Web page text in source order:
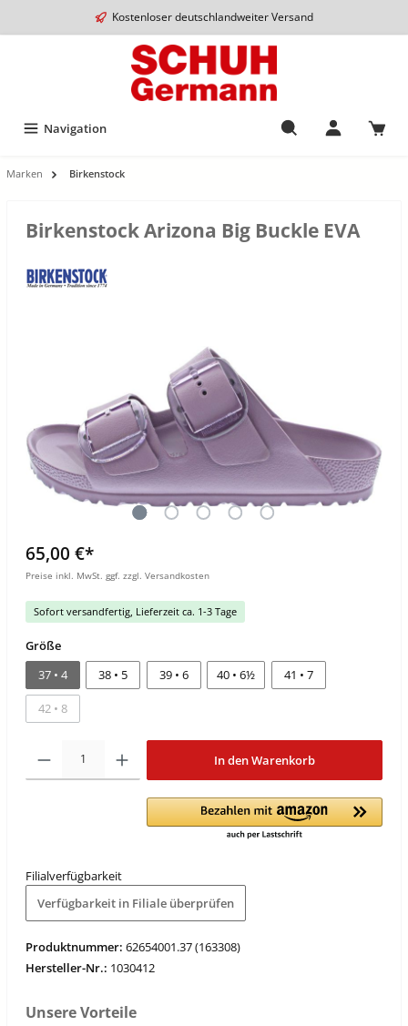
Kostenloser deutschlandweiter Versand
Navigation
Marken Birkenstock
Birkenstock Arizona Big Buckle EVA
65,00 €*
Preise inkl. MwSt. ggf. zzgl. Versandkosten
Sofort versandfertig, Lieferzeit ca. 1-3 Tage
Größe
37 • 4
38 • 5 39 • 6 40 • 6½ 41 • 7
42 • 8
In den Warenkorb
Filialverfügbarkeit
Verfügbarkeit in Filiale überprüfen
Produktnummer: 62654001.37 (163308)
Hersteller-Nr.: 1030412
Unsere Vorteile